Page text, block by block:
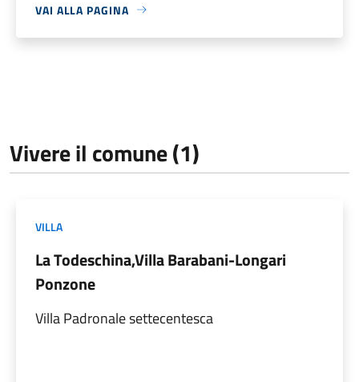
VAI ALLA PAGINA
Vivere il comune (1)
VILLA
La Todeschina,Villa Barabani-Longari
Ponzone
Villa Padronale settecentesca